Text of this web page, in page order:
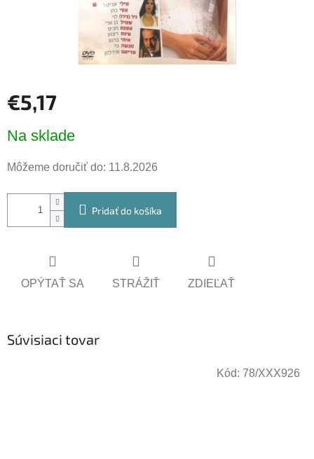
€5,17
cena:
Na sklade
Môžeme doručiť do: 11.8.2026
Pridať do košíka
OPÝTAŤ SA STRÁŽIŤ ZDIEĽAŤ
Súvisiaci tovar
Kód: 78/XXX926